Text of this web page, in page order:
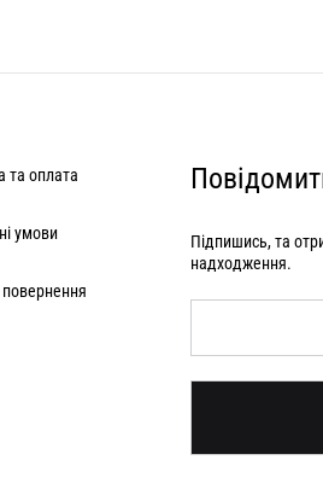
та оплата
умови
Підпишись, та
надходження.